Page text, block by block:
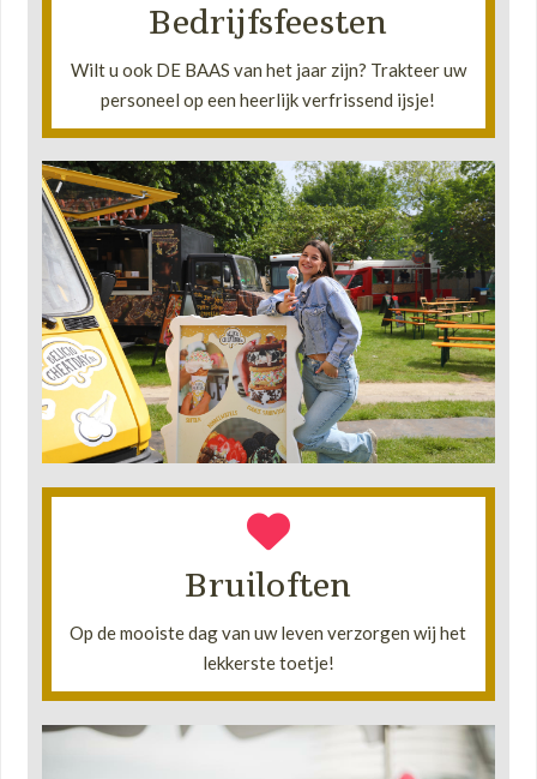
Bedrijfsfeesten
Wilt u ook DE BAAS van het jaar zijn? Trakteer uw
personeel op een heerlijk verfrissend ijsje!
•
Bezorg uw team een lach op het gezicht!
Bruiloften
Op de mooiste dag van uw leven verzorgen wij het
lekkerste toetje!
•
middel van linten, slingers, ballonnen en eventueel
bedrukking.
Lees verder!